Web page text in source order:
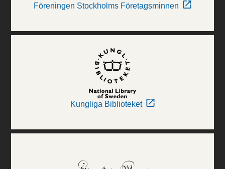
Föreningen Stockholms Företagsminnen
Kungliga Biblioteket